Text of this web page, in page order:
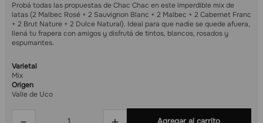
Probá todas las propuestas de Chac Chac en este imperdible mix de
latas (2 Malbec Rosé + 2 Sauvignon Blanc + 2 Malbec + 2 Cabernet Franc
+ 2 Brut Nature + 2 Dulce Natural). Ideal para que nadie se quede afuera,
llená tu frapera con amigos y disfrutá de tintos, blancos, rosados y
espumantes.
Varietal
Mix
Origen
Valle de Uco
Agregar al carrito